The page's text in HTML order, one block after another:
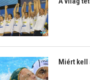
A világ
Miért kell